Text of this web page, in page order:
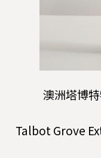
澳洲塔博
Talbot Grove